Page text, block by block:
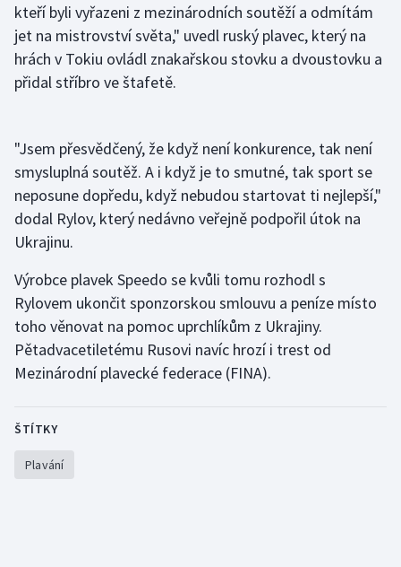
Motorsport
Olympijské hry
Plavání
Plážový volejbal
Ragby
Rychlobruslení
Rychlostní kanoistika
Short track
Stolní tenis
kteří byli vyřazeni z mezinárodních soutěží a odmítám
jet na mistrovství světa," uvedl ruský plavec, který na
hrách v Tokiu ovládl znakařskou stovku a dvoustovku a
přidal stříbro ve štafetě.
"Jsem přesvědčený, že když není konkurence, tak není
smysluplná soutěž. A i když je to smutné, tak sport se
neposune dopředu, když nebudou startovat ti nejlepší,"
dodal Rylov, který nedávno veřejně podpořil útok na
Ukrajinu.
Výrobce plavek Speedo se kvůli tomu rozhodl s
Rylovem ukončit sponzorskou smlouvu a peníze místo
toho věnovat na pomoc uprchlíkům z Ukrajiny.
Pětadvacetiletému Rusovi navíc hrozí i trest od
Mezinárodní plavecké federace (FINA).
ŠTÍTKY
Plavání